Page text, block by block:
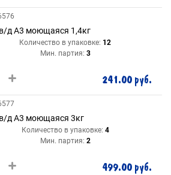
д А3 моющаяся 1,4кг
Количество в упаковке: 12
Мин. партия: 3
241.00 руб.
д А3 моющаяся 3кг
Количество в упаковке: 4
Мин. партия: 2
499.00 руб.